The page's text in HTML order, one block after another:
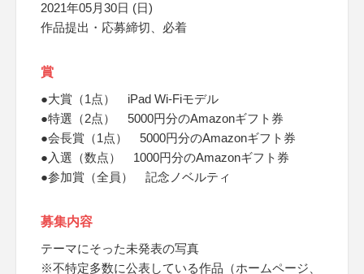
2021年05月30日 (日)
作品提出・応募締切、必着
賞
●大賞（1点） iPad Wi-Fiモデル
●特選（2点） 5000円分のAmazonギフト券
●会長賞（1点） 5000円分のAmazonギフト券
●入選（数点） 1000円分のAmazonギフト券
●参加賞（全員） 記念ノベルティ
募集内容
テーマにそった未発表の写真
※不特定多数に公表している作品（ホームページ、